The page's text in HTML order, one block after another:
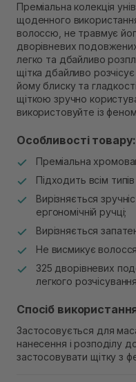
Самовивіз м.
В наявності
Самовивіз м.
Екватор)
В наявності
Преміальна колекція
щоденного
волоссю, не травмує
дворівневих
легко та дбайливо
щітка дбайливо
йому блиску та
щіткою зручно
використовуйте із
Особливості товару:
Преміальна
Підходить всім
Вирізняється
ергономічній ручці;
Вирізняється
Не висмикує
325 дворівневих
легкого
Спосіб
Застосовується для
нанесення і розподілу
застосовувати щітку з